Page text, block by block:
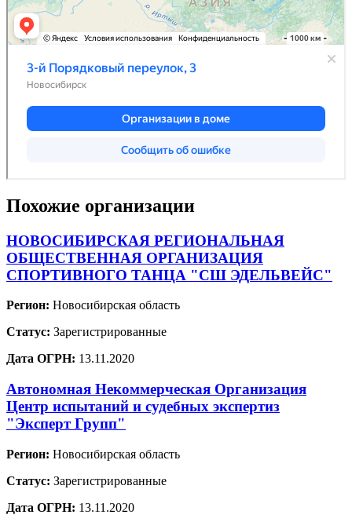
Похожие организации
НОВОСИБИРСКАЯ РЕГИОНАЛЬНАЯ
ОБЩЕСТВЕННАЯ ОРГАНИЗАЦИЯ
СПОРТИВНОГО ТАНЦА "СШ ЭДЕЛЬВЕЙС"
Регион: Новосибирская область
Статус: Зарегистрированные
Дата ОГРН: 13.11.2020
Автономная Некоммерческая Организация
Центр испытаний и судебных экспертиз
"Эксперт Групп"
Регион: Новосибирская область
Статус: Зарегистрированные
Дата ОГРН: 13.11.2020